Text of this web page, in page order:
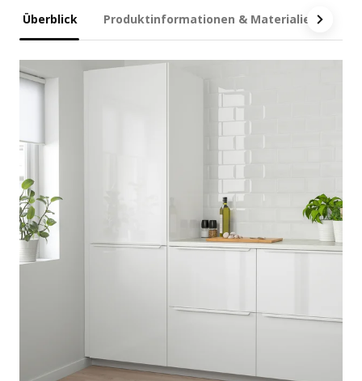
Überblick Produktinformationen & Materialien